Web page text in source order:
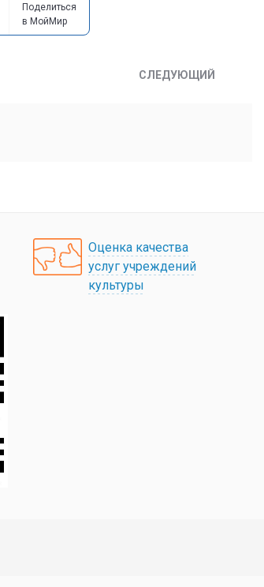
Поделиться
в МойМир
СЛЕДУЮЩИЙ
Оценка качества
услуг учреждений
культуры